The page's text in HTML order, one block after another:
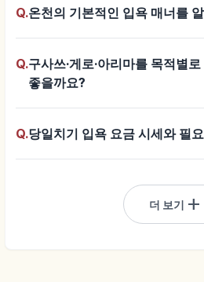
Q.온천의 기본적인 입욕 매너를
Q.구사쓰·게로·아리마를 목적별
좋을까요?
Q.당일치기 입욕 요금 시세와 필
더 보기 add